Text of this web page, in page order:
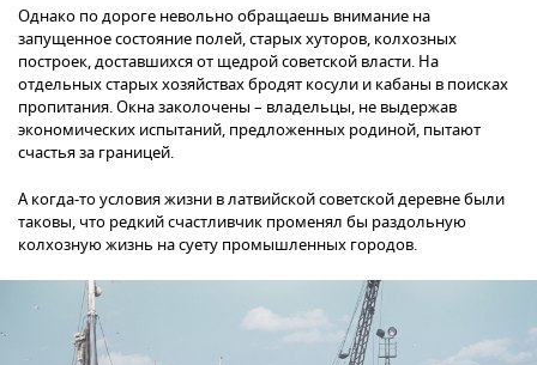
Однако по дороге невольно обращаешь внимание на
запущенное состояние полей, старых хуторов, колхозных
построек, доставшихся от щедрой советской власти. На
отдельных старых хозяйствах бродят косули и кабаны в поисках
пропитания. Окна заколочены – владельцы, не выдержав
экономических испытаний, предложенных родиной, пытают
счастья за границей.
А когда-то условия жизни в латвийской советской деревне были
таковы, что редкий счастливчик променял бы раздольную
колхозную жизнь на суету промышленных городов.